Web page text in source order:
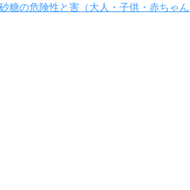
糖の危険性と害（大人・子供・赤ちゃ